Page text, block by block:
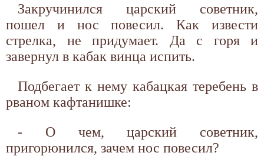
Закручинился царский советник,
пошел и нос повесил. Как извести
стрелка, не придумает. Да с горя и
завернул в кабак винца испить.
Подбегает к нему кабацкая теребень в
рваном кафтанишке:
- О чем, царский советник,
пригорюнился, зачем нос повесил?